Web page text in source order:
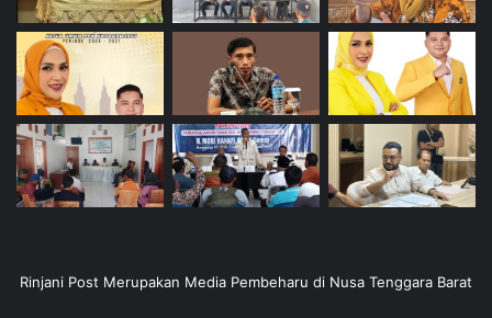
Rinjani Post Merupakan Media Pembeharu di Nusa Tenggara Barat